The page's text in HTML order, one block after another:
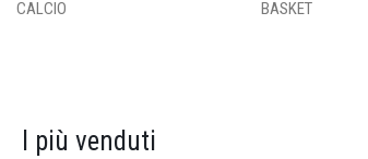
CALCIO BASKET
I più venduti